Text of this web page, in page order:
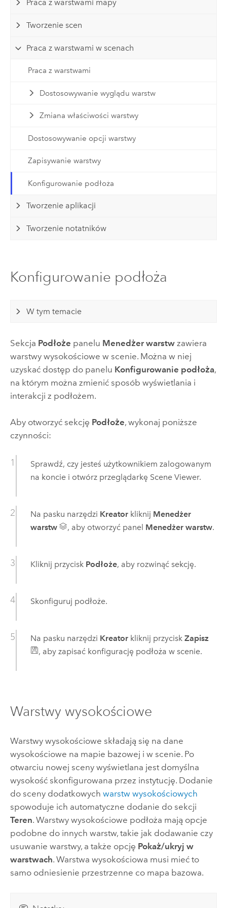
Praca z warstwami mapy
Tworzenie scen
Praca z warstwami w scenach
Praca z warstwami
Dostosowywanie wyglądu warstw
Zmiana właściwości warstwy
Dostosowywanie opcji warstwy
Zapisywanie warstwy
Konfigurowanie podłoża
Tworzenie aplikacji
Tworzenie notatników
Konfigurowanie podłoża
W tym temacie
Sekcja Podłoże panelu Menedżer warstwzawiera
warstwy wysokościowe w scenie. Można w niej
uzyskać dostęp do panelu Konfigurowanie podłoża,
na którym można zmienić sposób wyświetlania i
interakcji z podłożem.
Aby otworzyć sekcję Podłoże, wykonaj poniższe
czynności:
Sprawdź, czy jesteś użytkownikiem zalogowanym
na koncie i otwórz przeglądarkę Scene Viewer.
Na pasku narzędzi Kreatorkliknij Menedżer
warstw
, aby otworzyć panel Menedżer warstw.
Kliknij przycisk Podłoże, aby rozwinąć sekcję.
Skonfiguruj podłoże.
Na pasku narzędzi Kreatorkliknij przycisk Zapisz
, aby zapisać konfigurację podłoża w scenie.
Warstwy wysokościowe
Warstwy wysokościowe składają się na dane
wysokościowe na mapie bazowej i w scenie. Po
otwarciu nowej sceny wyświetlana jest domyślna
wysokość skonfigurowana przez instytucję. Dodanie
do sceny dodatkowych warstw wysokościowych
spowoduje ich automatyczne dodanie do sekcji
Teren. Warstwy wysokościowe podłoża mają opcje
podobne do innych warstw, takie jak dodawanie czy
usuwanie warstwy, a także opcję Pokaż/ukryj w
warstwach. Warstwa wysokościowa musi mieć to
samo odniesienie przestrzenne co mapa bazowa.